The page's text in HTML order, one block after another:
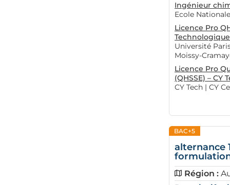
Ingénieur
Ecole
Licence Pro
Université
Moissy-
Licence Pro
(QHSSE) – CY
CY Tech | CY
BAC+5
alternance
Région :